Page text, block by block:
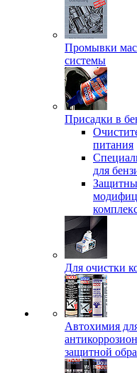
Промывки
системы
Присадки в
питания
для
Для очистки
Автохимия
защитной